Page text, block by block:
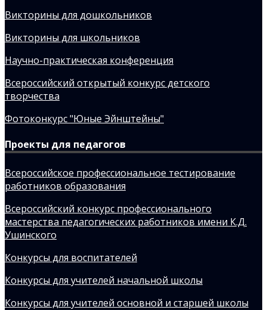
Викторины для дошкольников
Викторины для школьников
Научно-практическая конференция
Всероссийский открытый конкурс детского
творчества
Фотоконкурс "Юные Эйнштейны"
Проекты для педагогов
Всероссийское профессиональное тестирование
работников образования
Всероссийский конкурс профессионального
мастерства педагогических работников имени К.Д.
Ушинского
Конкурсы для воспитателей
Конкурсы для учителей начальной школы
Конкурсы для учителей основной и старшей школы